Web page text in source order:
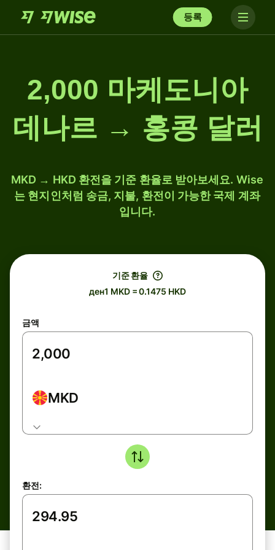
등록
2,000 마케도니아
데나르 → 홍콩 달러
MKD → HKD 환전을 기준 환율로 받아보세요. Wise
는 현지인처럼 송금, 지불, 환전이 가능한 국제 계좌
입니다.
기준 환율
ден1 MKD = 0.1475 HKD
금액
MKD
환전: